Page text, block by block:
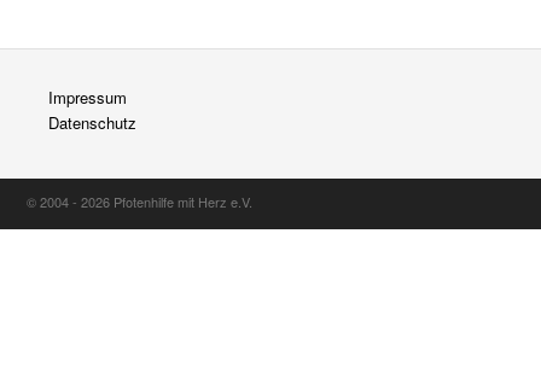
Impressum
Datenschutz
© 2004 - 2026 Pfotenhilfe mit Herz e.V.